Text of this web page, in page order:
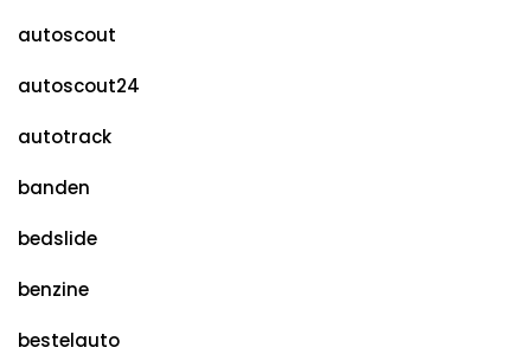
autoscout
autoscout24
autotrack
banden
bedslide
benzine
bestelauto